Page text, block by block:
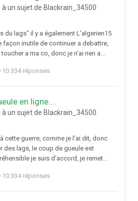
à un sujet de Blackrain_34500
du lags" il y a également L'algerien15
façon inutile de continuer a debattre,
a ma co, donc je n'ai rien a...
10 334 réponses
en ligne....
à un sujet de Blackrain_34500
cette guerre, comme je l'ai dit, donc
des lags, le coup de gueule est
je suis d'accord, je remet...
10 334 réponses